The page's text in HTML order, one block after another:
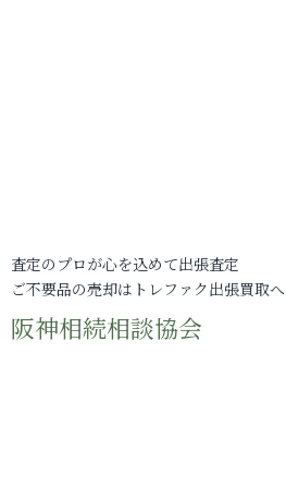
査定のプロが心を込めて出張査定
ご不要品の売却はトレファク出張買取へ
阪神相続相談協会